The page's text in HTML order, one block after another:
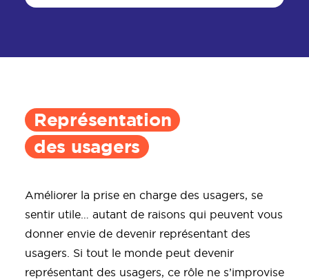
Représentation
des usagers
Améliorer la prise en charge des usagers, se
sentir utile… autant de raisons qui peuvent vous
donner envie de devenir représentant des
usagers. Si tout le monde peut devenir
représentant des usagers, ce rôle ne s’improvise